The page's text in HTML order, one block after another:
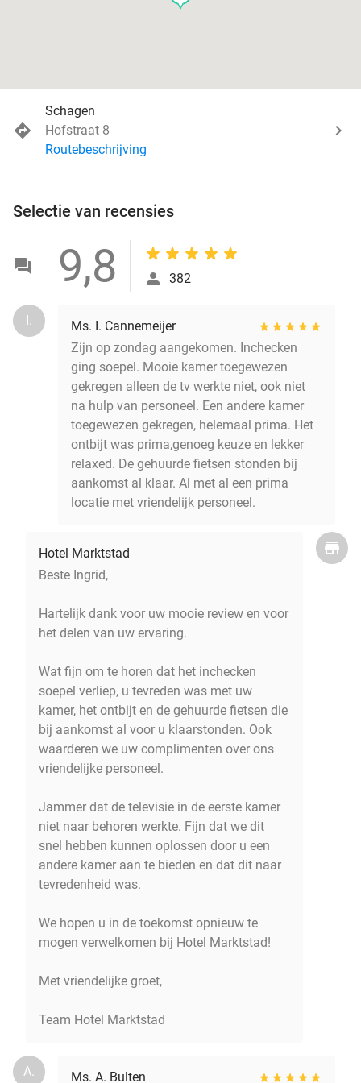
Schagen
Hofstraat 8
Routebeschrijving
Selectie van recensies
9,8 382
I.
Ms. I. Cannemeijer
Zijn op zondag aangekomen. Inchecken
ging soepel. Mooie kamer toegewezen
gekregen alleen de tv werkte niet, ook niet
na hulp van personeel. Een andere kamer
toegewezen gekregen, helemaal prima. Het
ontbijt was prima,genoeg keuze en lekker
relaxed. De gehuurde fietsen stonden bij
aankomst al klaar. Al met al een prima
locatie met vriendelijk personeel.
Hotel Marktstad
Beste Ingrid,
Hartelijk dank voor uw mooie review en voor
het delen van uw ervaring.
Wat fijn om te horen dat het inchecken
soepel verliep, u tevreden was met uw
kamer, het ontbijt en de gehuurde fietsen die
bij aankomst al voor u klaarstonden. Ook
waarderen we uw complimenten over ons
vriendelijke personeel.
Jammer dat de televisie in de eerste kamer
niet naar behoren werkte. Fijn dat we dit
snel hebben kunnen oplossen door u een
andere kamer aan te bieden en dat dit naar
tevredenheid was.
We hopen u in de toekomst opnieuw te
mogen verwelkomen bij Hotel Marktstad!
Met vriendelijke groet,
Team Hotel Marktstad
A. Ms. A. Bulten